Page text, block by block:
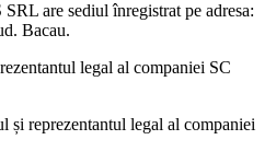
are sediul înregistrat pe adresa:
Bacau.
legal al companiei SC
și reprezentantul legal al companiei